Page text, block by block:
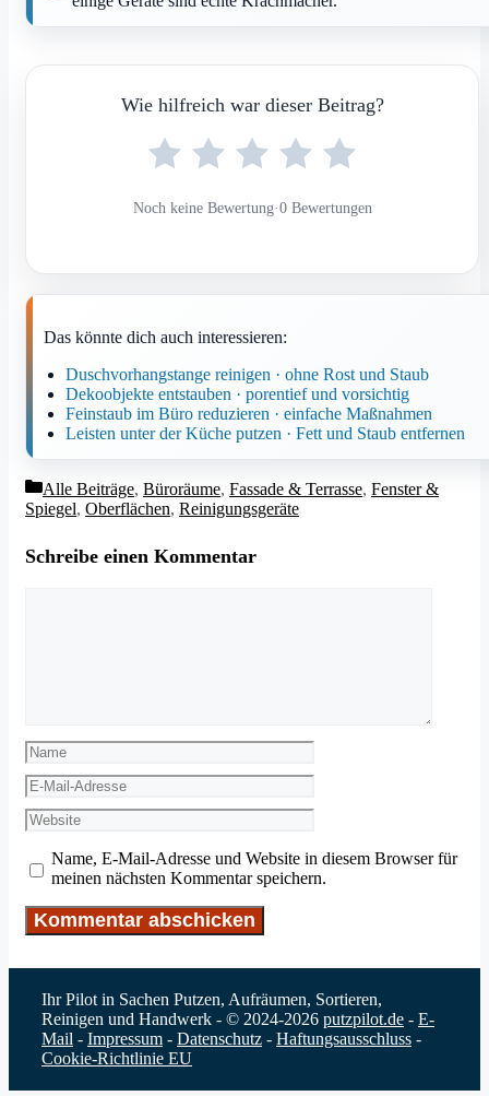
Wie hilfreich war dieser Beitrag?
Noch keine Bewertung·0 Bewertungen
Das könnte dich auch interessieren:
Duschvorhangstange reinigen · ohne Rost und Staub
Dekoobjekte entstauben · porentief und vorsichtig
Feinstaub im Büro reduzieren · einfache Maßnahmen
Leisten unter der Küche putzen · Fett und Staub entfernen
Kategorien
Alle Beiträge, Büroräume, Fassade & Terrasse, Fenster &
Spiegel, Oberflächen, Reinigungsgeräte
Schreibe einen Kommentar
Name
E-
Mail-
Adresse
Website
Name, E-Mail-Adresse und Website in diesem Browser für
meinen nächsten Kommentar speichern.
Ihr Pilot in Sachen Putzen, Aufräumen, Sortieren,
Reinigen und Handwerk - © 2024-2026 putzpilot.de - E-
Mail - Impressum - Datenschutz - Haftungsausschluss -
Cookie-Richtlinie EU